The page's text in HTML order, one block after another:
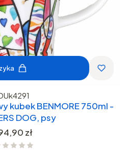
kubek BENMORE 750ml -
DOG, psy
zł